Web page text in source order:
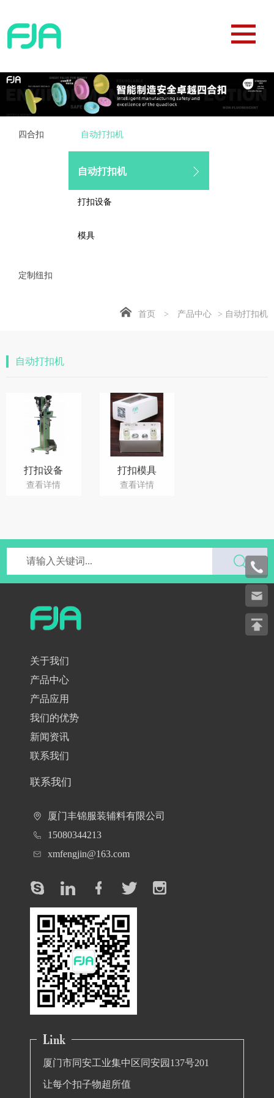
四合扣 自动打扣机
自动打扣机
打扣设备
模具
定制纽扣
首页 > 产品中心 > 自动打扣机
自动打扣机
打扣设备
查看详情
打扣模具
查看详情
关于我们
产品中心
产品应用
我们的优势
新闻资讯
联系我们
联系我们
厦门丰锦服装辅料有限公司
15080344213
xmfengjin@163.com
厦门市同安工业集中区同安园137号201
让每个扣子物超所值